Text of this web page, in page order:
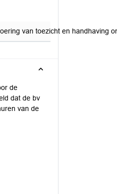
van toezicht en handhaving
de
dat de bv
van de